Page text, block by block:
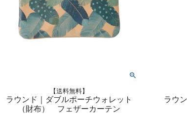
【送料無料】
ラウンド｜ダブルポーチウォレット
（財布） フェザーカーテン
ラウ